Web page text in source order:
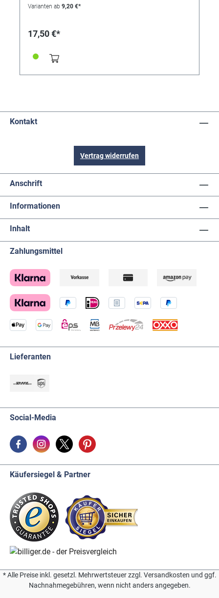
Kratzerfreies Resultat. Anwendung: Mit dem Tuch
Wiederverkauf/Endverbraucher und den
Varianten ab 9,20 €*
17,50 €*
Kontakt
Vertrag widerrufen
Anschrift
Informationen
Inhalt
Zahlungsmittel
Lieferanten
Social-Media
Käufersiegel & Partner
* Alle Preise inkl. gesetzl. Mehrwertsteuer zzgl. Versandkosten und ggf.
Nachnahmegebühren, wenn nicht anders angegeben.